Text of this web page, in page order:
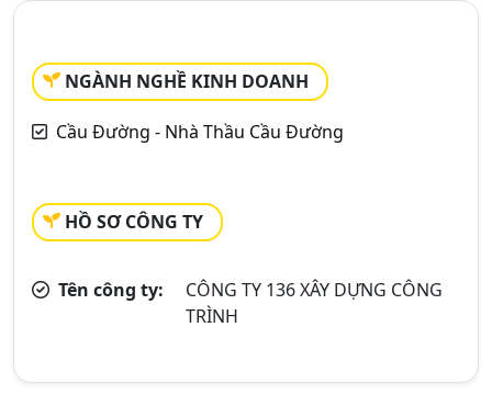
NGÀNH NGHỀ KINH DOANH
Cầu Đường - Nhà Thầu Cầu Đường
HỒ SƠ CÔNG TY
Tên công ty:
CÔNG TY 136 XÂY DỰNG CÔNG
TRÌNH